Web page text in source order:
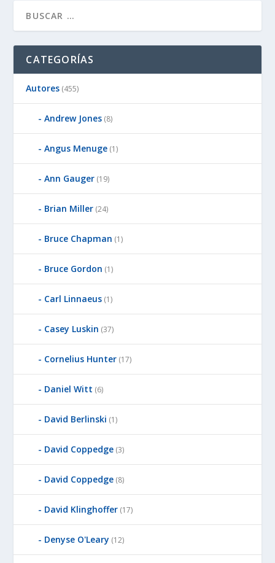
CATEGORÍAS
Autores (455)
Andrew Jones (8)
Angus Menuge (1)
Ann Gauger (19)
Brian Miller (24)
Bruce Chapman (1)
Bruce Gordon (1)
Carl Linnaeus (1)
Casey Luskin (37)
Cornelius Hunter (17)
Daniel Witt (6)
David Berlinski (1)
David Coppedge (3)
David Coppedge (8)
David Klinghoffer (17)
Denyse O'Leary (12)